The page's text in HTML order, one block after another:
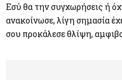
Εσύ θα την συγχωρήσεις ή
ανακοίνωσε, λίγη σημασία
σου προκάλεσε θλίψη,